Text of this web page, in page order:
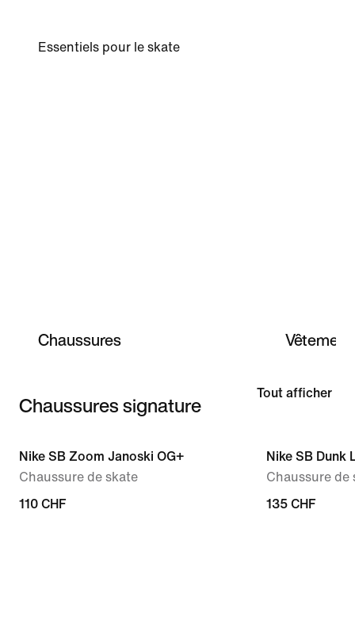
Essentiels pour le skate
Chaussures
Chaussures signature Tout afficher
Nike SB Zoom Janoski OG+
Chaussure de skate
110 CHF
Nike SB Dunk
Chaussure de
135 CHF